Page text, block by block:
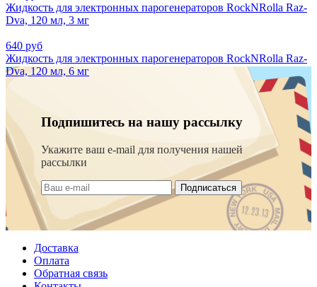
Жидкость для электронных парогенераторов RockNRolla Raz-
Dva, 120 мл, 3 мг
640 руб
Жидкость для электронных парогенераторов RockNRolla Raz-
Dva, 120 мл, 6 мг
Подпишитесь на нашу рассылку
Укажите ваш e-mail для получения нашей
рассылки
Подписаться
Доставка
Оплата
Обратная связь